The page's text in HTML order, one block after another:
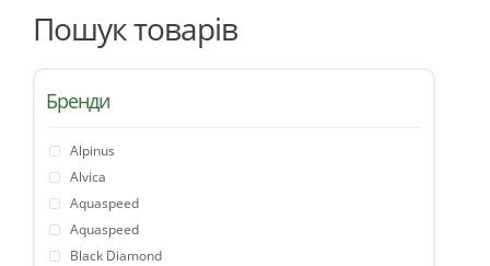
Пошук товарів
Бренди
Alpinus
Alvica
Aquaspeed
Aquaspeed
Black Diamond